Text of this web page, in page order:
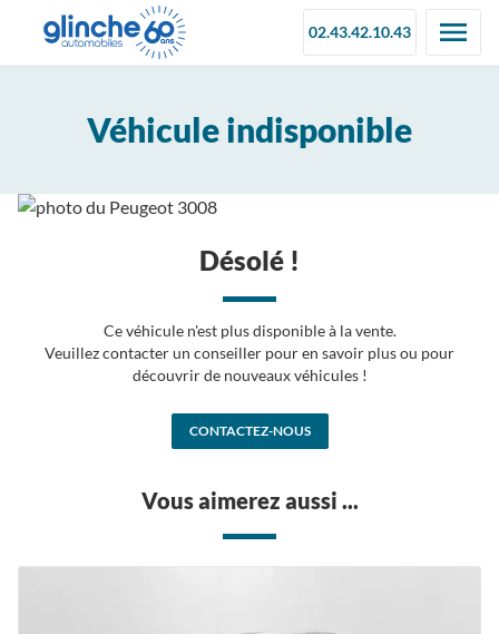
02.43.42.10.43
Véhicule indisponible
Désolé !
Ce véhicule n'est plus disponible à la vente.
Veuillez contacter un conseiller pour en savoir plus ou pour
découvrir de nouveaux véhicules !
CONTACTEZ-NOUS
Vous aimerez aussi ...